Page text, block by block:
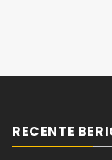
RECENTE